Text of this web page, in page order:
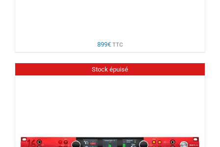
899€ TTC
Stock épuisé